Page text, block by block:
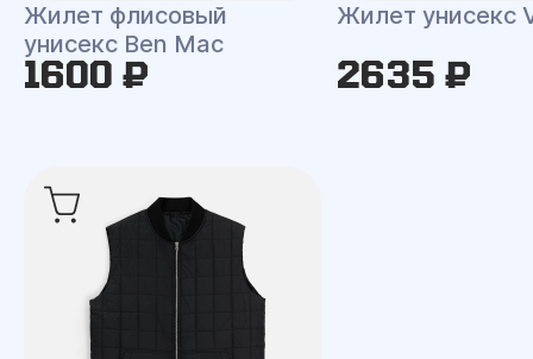
Жилет флисовый
унисекс Ben Mac
1600 ₽
Жилет унисекс
2635 ₽